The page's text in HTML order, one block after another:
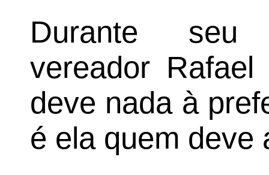
Durante seu
vereador
deve nada à
é ela quem deve